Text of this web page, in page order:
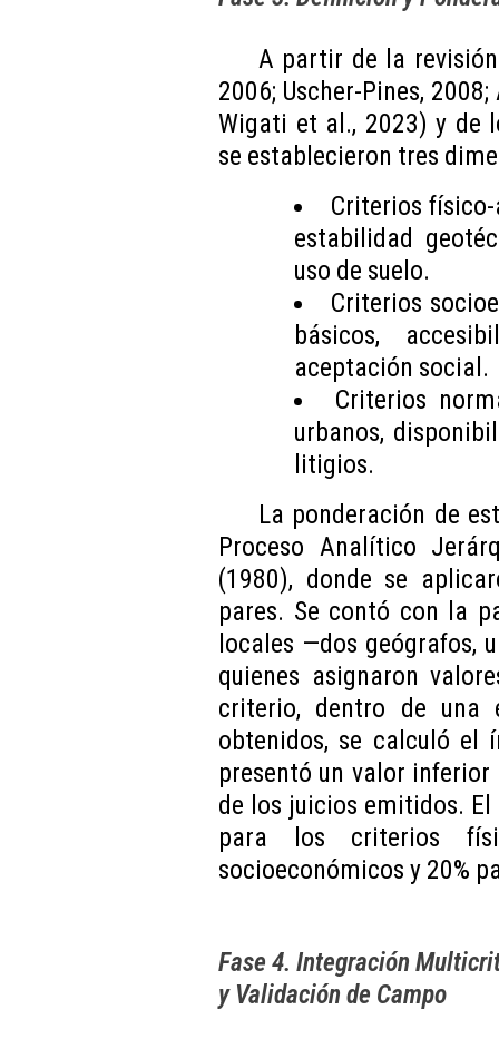
A partir de la
2006; Uscher-Pines,
Wigati et al., 2023) y de
se establecieron tres
Criterios
estabilidad
uso de suelo.
Criterios
básicos,
aceptación social.
Criterios
urbanos,
litigios.
La ponderación de
Proceso Analítico
(1980), donde se
pares. Se contó con la
locales —dos geógrafos,
quienes asignaron
criterio, dentro de
obtenidos, se calculó el
presentó un valor
de los juicios emitidos.
para los criterios
socioeconómicos y 20%
Fase 4. Integración
y Validación de Campo